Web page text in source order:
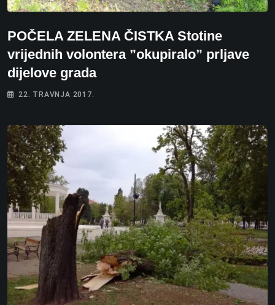
POČELA ZELENA ČISTKA Stotine
vrijednih volontera ”okupiralo” prljave
dijelove grada
22. TRAVNJA 2017.